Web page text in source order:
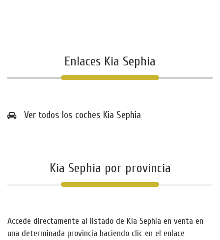
Enlaces Kia Sephia
Ver todos los coches Kia Sephia
Kia Sephia por provincia
Accede directamente al listado de Kia Sephia en venta en
una determinada provincia haciendo clic en el enlace